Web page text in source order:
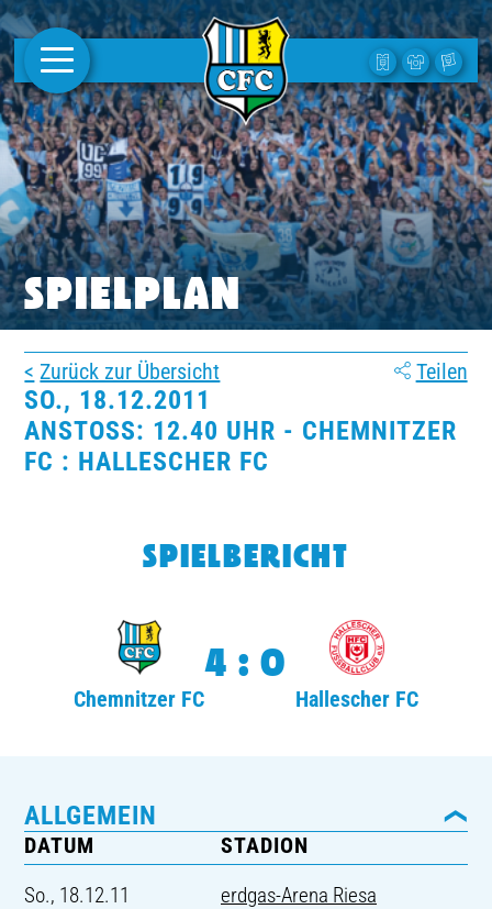
AKTUELLES
1. MANNSCHAFT
FRAUEN
CAMPUS
CLUB
CLUBMITGLIEDSCHAFT
BUSINESS
SÜDKURVE
SPIELPLAN
Zurück zur Übersicht Teilen
SO., 18.12.2011
ANSTOSS: 12.40 UHR - CHEMNITZER F
C : HALLESCHER FC
SPIELBERICHT
Chemnitzer FC
4:0
Hallescher FC
ALLGEMEIN
DATUM
So., 18.12.11
STADION
erdgas-Arena Riesa